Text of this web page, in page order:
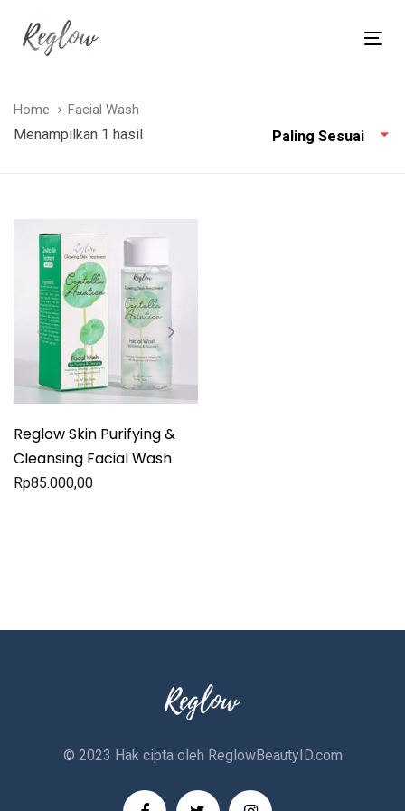
links
content
Home Facial Wash
Menampilkan 1 hasil Paling Sesuai
Reglow Skin Purifying &
Cleansing Facial Wash
Rp85.000,00
© 2023 Hak cipta oleh ReglowBeautyID.com